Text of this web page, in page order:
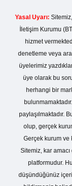
Yasal Uyarı:
İletişim Kurumu
hizmet
denetleme veya
üyelerimiz
üye olarak bu
herhangi bir
paylaşılmaktadır.
olup, gerçek
Gerçek kurum
Sitemiz, kar
platformudur.
düşündüğünüz